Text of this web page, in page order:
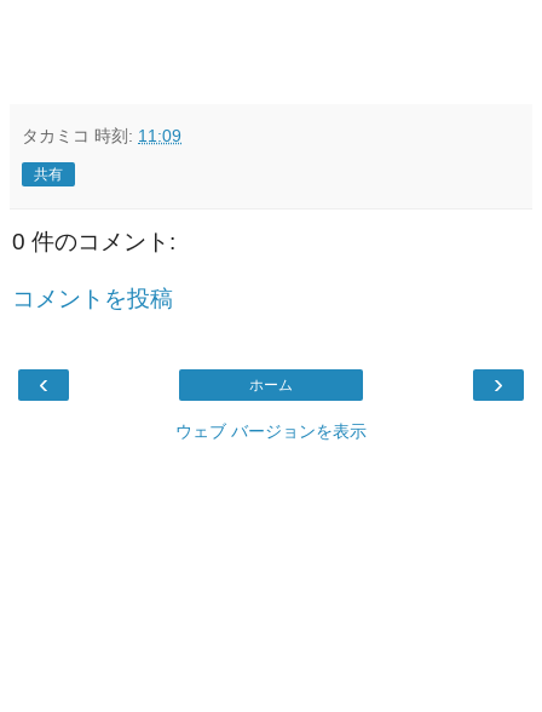
タカミコ 時刻: 11:09
共有
0 件のコメント:
コメントを投稿
‹ ›
ホーム
ウェブ バージョンを表示